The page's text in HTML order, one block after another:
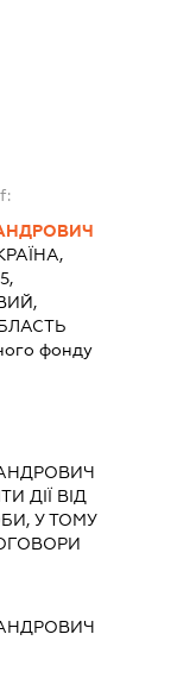
фонду
ДІЇ ВІД
У ТОМУ